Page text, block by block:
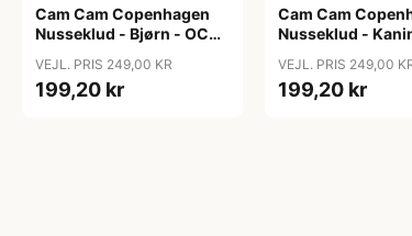
Cam Cam Copenhagen
Nusseklud - Bjørn - OCS
VEJL. PRIS 249,00 KR
199,20 kr
Cam Cam
Nusseklud -
VEJL. PRIS 249,00
199,20 kr